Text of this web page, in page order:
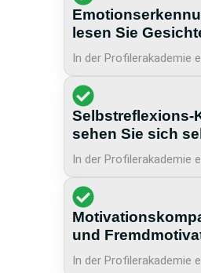
lesen Sie
In der Profilerakademie
Selbstreflexions-
sehen Sie sich
In der Profilerakademie
und
In der Profilerakademie